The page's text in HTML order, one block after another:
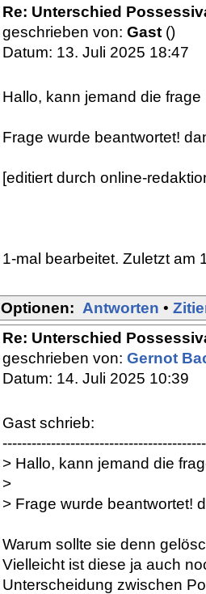
Re: Unterschied
geschrieben von: Gast ()
Datum: 13. Juli 2025 18:47
Hallo, kann jemand die
Frage wurde beantwortet!
[editiert durch online-
1-mal bearbeitet. Zuletzt am
Optionen: Antworten •
Re: Unterschied
geschrieben von: Gernot
Datum: 14. Juli 2025 10:39
Gast schrieb:
> Hallo, kann jemand die
>
> Frage wurde beantwortet!
Warum sollte sie denn
Vielleicht ist diese ja auch
Unterscheidung zwischen